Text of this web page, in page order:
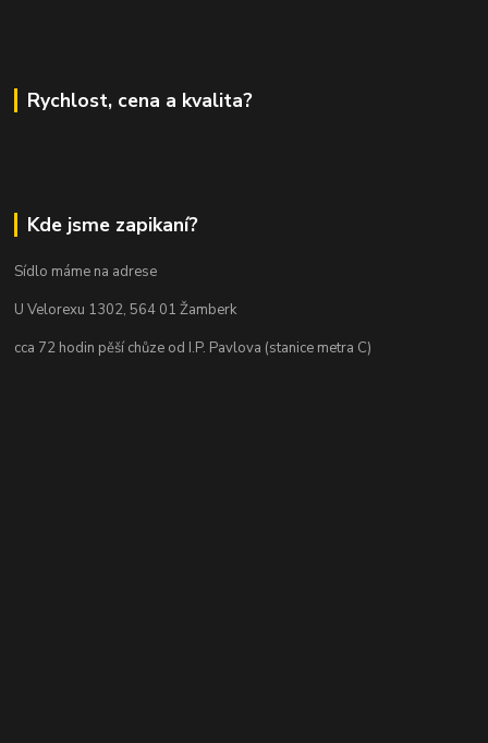
Rychlost, cena a kvalita?
Kde jsme zapikaní?
Sídlo máme na adrese
U Velorexu 1302, 564 01 Žamberk
cca 72 hodin pěší chůze od I.P. Pavlova (stanice metra C)